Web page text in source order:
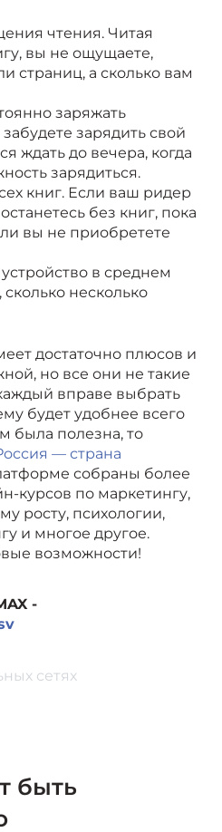
чтения. Читая
вы не ощущаете,
страниц, а сколько вам
заряжать
зарядить свой
ждать до вечера, когда
зарядиться.
книг. Если ваш ридер
без книг, пока
вы не приобретете
в среднем
сколько несколько
достаточно плюсов и
но все они не такие
вправе выбрать
будет удобнее всего
была полезна, то
— страна
собраны более
курсов по маркетингу,
росту, психологии,
и многое другое.
возможности!
-
сетях
быть